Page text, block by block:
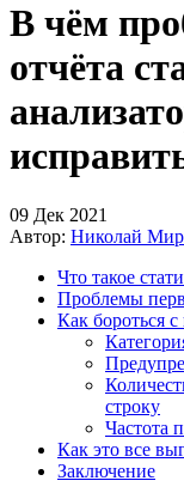
В чём
отчёта
09 Дек 2021
Автор: Николай
Что такое
Проблемы
Как бороться
строку
Частота
Как это все
Заключение